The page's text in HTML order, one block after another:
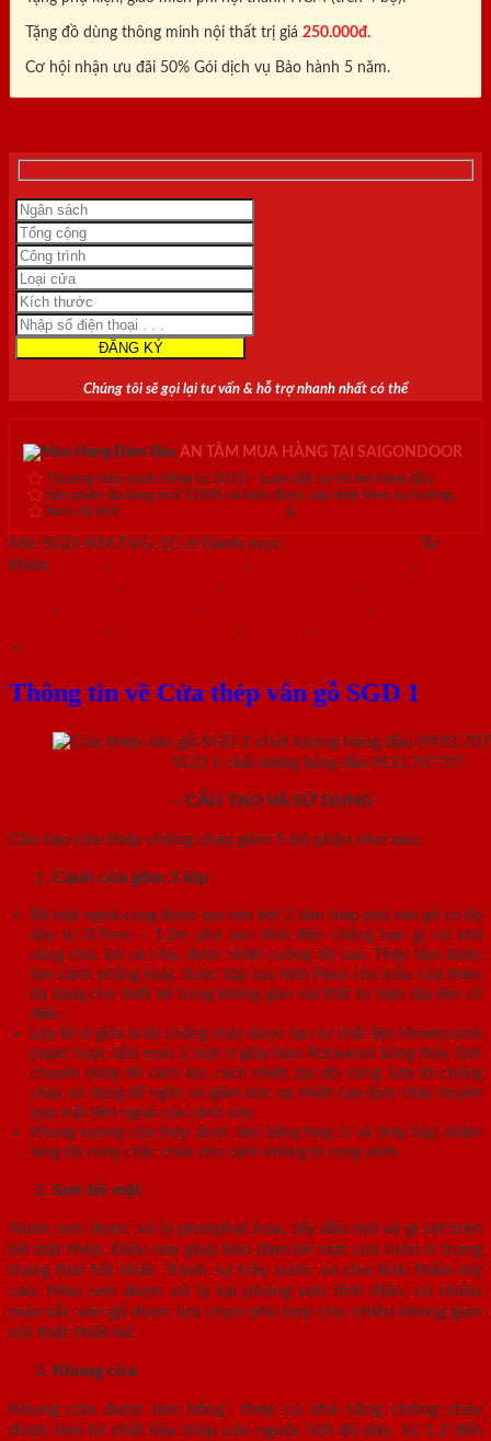
Tặng đồ dùng thông minh nội thất trị giá 250.000đ.
Cơ hội nhận ưu đãi 50% Gói dịch vụ Bảo hành 5 năm.
Chúng tôi sẽ gọi lại tư vấn & hỗ trợ nhanh nhất có thể
AN TÂM MUA HÀNG TẠI SAIGONDOOR
Thương hiệu danh tiếng từ 2010 - Luôn đặt uy tín lên hàng đầu.
Sản phẩm đa dạng mới 100% và luôn được cập nhật theo xu hướng.
Xem chi tiết:
&
Mã: SGD-KM.TVG-1C-6 Danh mục:
Từ
khóa:
, , ,
, , ,
, , ,
, , ,
Thông tin về Cửa thép vân gỗ SGD 1
SGD 1 chất lượng hàng đầu 0933.707707
– CẤU TẠO VÀ SỬ DỤNG
Cấu tạo cửa thép chống cháy gồm 5 bộ phận như sau:
Cánh cửa gồm 3 lớp
Bề mặt ngoài cùng được tạo nên bởi 2 tấm thép phủ vân gỗ có độ
dày từ 0.7mm – 1.2m phủ sơn tĩnh điện chống han gỉ, có khả
năng chịu lực và chịu được nhiệt cường độ cao. Thép tấm được
làm cánh phẳng hoặc được dập tạo hình Pano cho mẫu cửa thêm
đa dạng cho thiết kế trong không gian nội thất từ hiện đại đến cổ
điển.
Lớp lõi ở giữa là lõi chống cháy được tạo từ chất liệu Honeycomb
paper hoặc tấm eron 2 mặt ở giữa kèm Rockwool bông thủy tinh
chuyên dùng để cách âm, cách nhiệt, tạo độ cứng. Lớp lõi chống
cháy sử dụng để ngăn và giảm bức xạ nhiệt của đám cháy truyền
qua mặt bên ngoài của cánh cửa.
Khung xương cửa thép được làm bằng thép U và thép hộp nhằm
tăng độ cứng chắc chắn cho cánh không bị cong vênh.
Sơn bề mặt
Nước sơn được xử lý photphat hóa, tẩy dầu mỡ và gỉ sét trên
bề mặt thép. Điều này giúp bảo đảm bề mặt cửa luôn ở trong
trạng thái tốt nhất. Tránh sự trầy xước và cho tính thẩm mỹ
cao. Màu sơn được xử lý tại phòng sơn tĩnh điện, có nhiều
màu sắc vân gỗ được lựa chọn phù hợp cho nhiều không gian
nội thất thiết kế.
Khung cửa
Khung cửa được làm bằng thép có khả năng chống cháy
được làm từ chất liệu thép cán nguội. Với độ dày từ 1,2 đến